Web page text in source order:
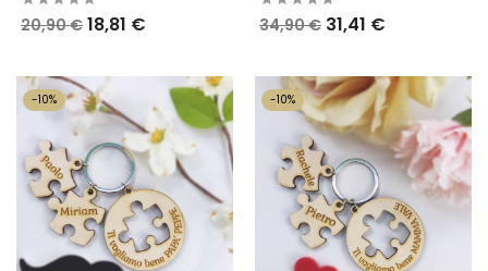
20,90 € 18,81 € 34,90 € 31,41 €
-10% -10%